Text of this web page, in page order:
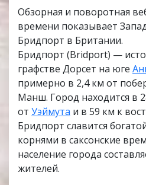
Обзорная и поворотная
времени показывает
Бридпорт в Британии.
Бридпорт (Bridport) —
графстве Дорсет на юге
примерно в 2,4 км от
Манш. Город находится в
от Уэймута и в 59 км к
Бридпорт славится
корнями в саксонские
население города
жителей.